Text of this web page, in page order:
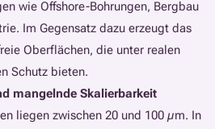
wie Offshore-Bohrungen, Bergbau
Im Gegensatz dazu erzeugt das
Oberflächen, die unter realen
Schutz bieten.
mangelnde Skalierbarkeit
liegen zwischen 20 und 100 µm. In